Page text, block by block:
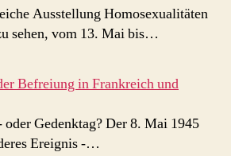
Ausstellung Homosexualitäten
sehen, vom 13. Mai bis…
Befreiung in Frankreich und
Gedenktag? Der 8. Mai 1945
Ereignis -…